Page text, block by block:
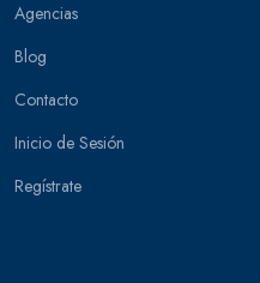
Agencias
Blog
Contacto
Inicio de Sesión
Regístrate